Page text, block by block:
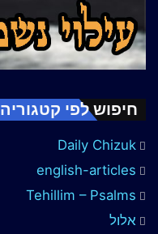
חיפוש לפי קטגוריה
Daily Chizuk
english-articles
Tehillim – Psalms
אלול